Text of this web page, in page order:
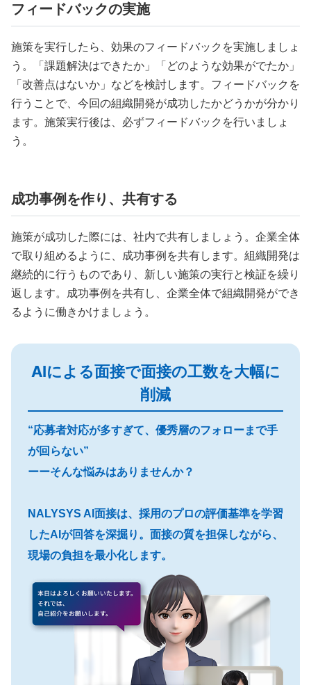
フィードバックの実施
施策を実行したら、効果のフィードバックを実施しましょ
う。「課題解決はできたか」「どのような効果がでたか」
「改善点はないか」などを検討します。フィードバックを
行うことで、今回の組織開発が成功したかどうかが分かり
ます。施策実行後は、必ずフィードバックを行いましょ
う。
成功事例を作り、共有する
施策が成功した際には、社内で共有しましょう。企業全体
で取り組めるように、成功事例を共有します。組織開発は
継続的に行うものであり、新しい施策の実行と検証を繰り
返します。成功事例を共有し、企業全体で組織開発ができ
るように働きかけましょう。
AIによる面接で面接の工数を大幅に
削減
“応募者対応が多すぎて、優秀層のフォローまで手
が回らない”
ーーそんな悩みはありませんか？
NALYSYS AI面接は、採用のプロの評価基準を学習
したAIが回答を深掘り。面接の質を担保しながら、
現場の負担を最小化します。